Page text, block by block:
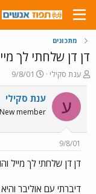
מתכונים
דן דן שלחתי לך
פ
ו
ת
ח
ה
ש
א
ענת סקילי
פ
ו
ר
ס
ם
ר
9/8/01
ע ענת סקילי
New member
9/8/01
דן דן שלחתי לך מייל